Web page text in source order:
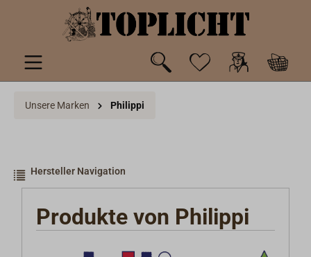
springen
Unsere Marken Philippi
Hersteller Navigation
Produkte von Philippi